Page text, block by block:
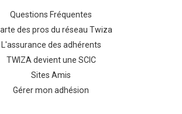
Questions Fréquentes
des pros du réseau Twiza
L'assurance des adhérents
TWIZA devient une SCIC
Sites Amis
Gérer mon adhésion